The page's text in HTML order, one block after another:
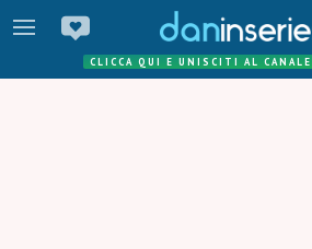
CLICCA QUI E UNISCITI AL